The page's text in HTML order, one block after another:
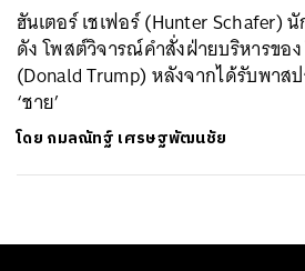
ฮันเตอร์ เชเฟอร์ (Hunter Schafer)
ดัง โพสต์วิจารณ์คำสั่งฝ่ายบริหารขอ
(Donald Trump) หลังจากได้รับพาส
‘ชาย’
โดย กมลณัทฐ์ เศรษฐพัฒนชัย